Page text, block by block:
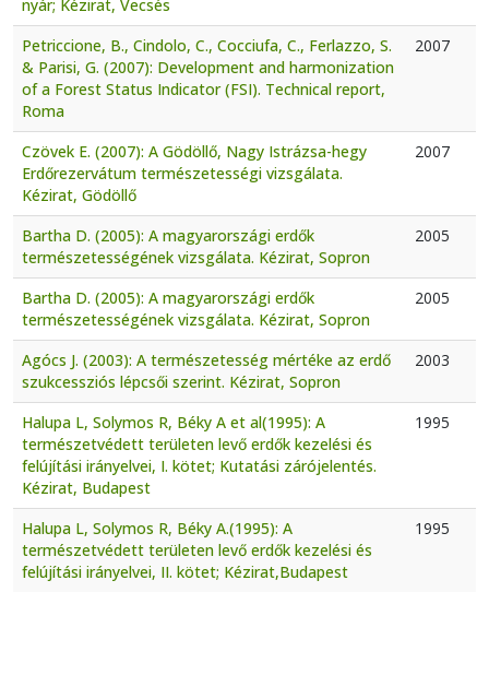
nyár; Kézirat, Vecsés
Petriccione, B., Cindolo, C., Cocciufa, C., Ferlazzo, S.
& Parisi, G. (2007): Development and harmonization
of a Forest Status Indicator (FSI). Technical report,
Roma
2007
Czövek E. (2007): A Gödöllő, Nagy Istrázsa-hegy
Erdőrezervátum természetességi vizsgálata.
Kézirat, Gödöllő
2007
Bartha D. (2005): A magyarországi erdők
természetességének vizsgálata. Kézirat, Sopron
2005
Bartha D. (2005): A magyarországi erdők
természetességének vizsgálata. Kézirat, Sopron
2005
Agócs J. (2003): A természetesség mértéke az erdő
szukcessziós lépcsői szerint. Kézirat, Sopron
2003
Halupa L, Solymos R, Béky A et al(1995): A
természetvédett területen levő erdők kezelési és
felújítási irányelvei, I. kötet; Kutatási zárójelentés.
Kézirat, Budapest
1995
Halupa L, Solymos R, Béky A.(1995): A
természetvédett területen levő erdők kezelési és
felújítási irányelvei, II. kötet; Kézirat,Budapest
1995